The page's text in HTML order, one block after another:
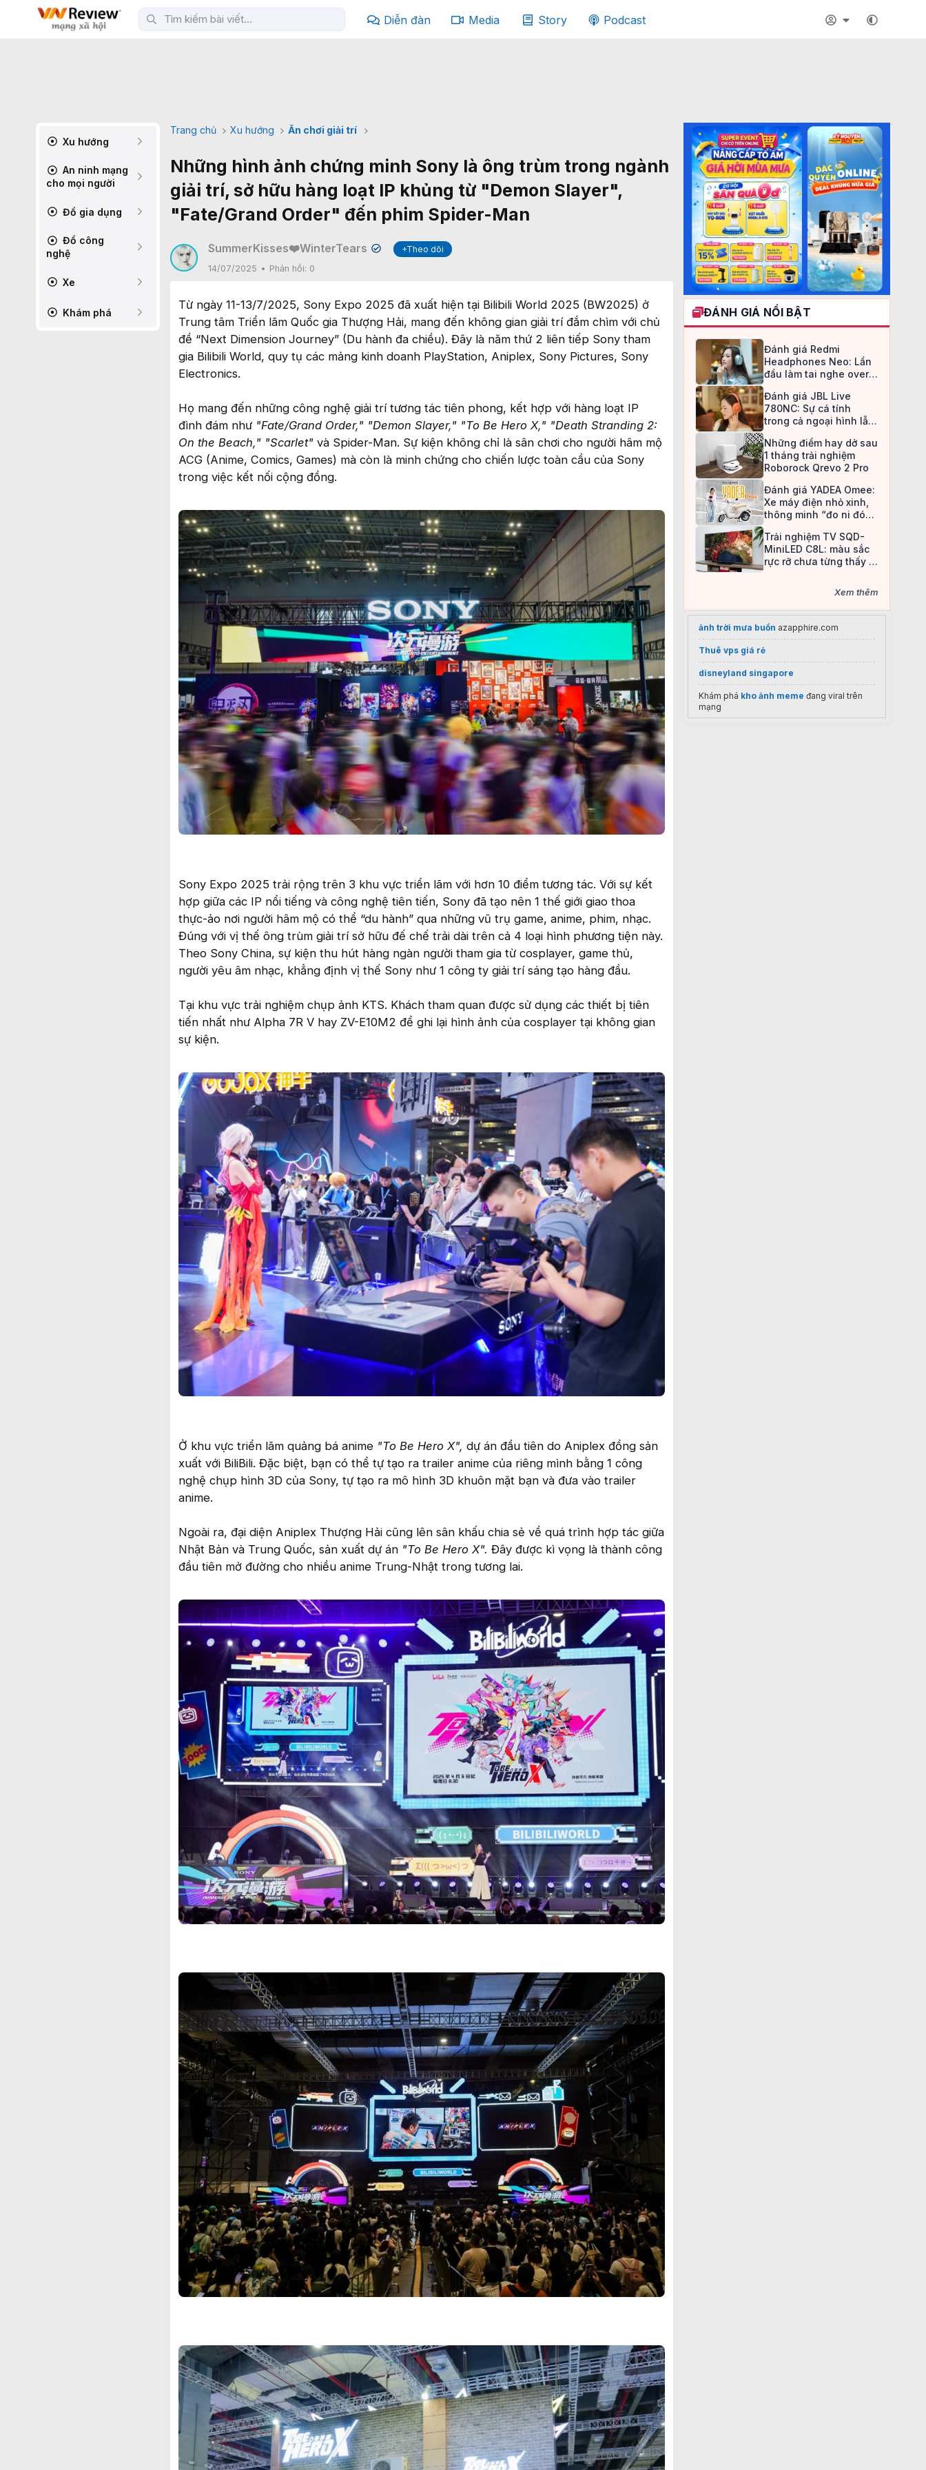
Diễn đàn Media Story Podcast
Xu hướng
An ninh mạng
cho mọi người
Đồ gia dụng
Đồ công
nghệ
Xe
Khám phá
Trang chủ Xu hướng Ăn chơi giải trí
Những hình ảnh chứng minh Sony là ông trùm trong ngành
giải trí, sở hữu hàng loạt IP khủng từ "Demon Slayer",
"Fate/Grand Order" đến phim Spider-Man
SummerKisses❤️WinterTears ✔
+Theo dõi
14/07/2025
Phản hồi: 0
Từ ngày 11-13/7/2025, Sony Expo 2025 đã xuất hiện tại Bilibili World 2025 (BW2025) ở
Trung tâm Triển lãm Quốc gia Thượng Hải, mang đến không gian giải trí đắm chìm với chủ
đề “Next Dimension Journey” (Du hành đa chiều). Đây là năm thứ 2 liên tiếp Sony tham
gia Bilibili World, quy tụ các mảng kinh doanh PlayStation, Aniplex, Sony Pictures, Sony
Electronics.
Họ mang đến những công nghệ giải trí tương tác tiên phong, kết hợp với hàng loạt IP
đình đám như "Fate/Grand Order," "Demon Slayer," "To Be Hero X," "Death Stranding 2:
On the Beach," "Scarlet" và Spider-Man. Sự kiện không chỉ là sân chơi cho người hâm mộ
ACG (Anime, Comics, Games) mà còn là minh chứng cho chiến lược toàn cầu của Sony
trong việc kết nối cộng đồng.
Sony Expo 2025 trải rộng trên 3 khu vực triển lãm với hơn 10 điểm tương tác. Với sự kết
hợp giữa các IP nổi tiếng và công nghệ tiên tiến, Sony đã tạo nên 1 thế giới giao thoa
thực-ảo nơi người hâm mộ có thể “du hành” qua những vũ trụ game, anime, phim, nhạc.
Đúng với vị thế ông trùm giải trí sở hữu đế chế trải dài trên cả 4 loại hình phương tiện này.
Theo Sony China, sự kiện thu hút hàng ngàn người tham gia từ cosplayer, game thủ,
người yêu âm nhạc, khẳng định vị thế Sony như 1 công ty giải trí sáng tạo hàng đầu.
Tại khu vực trải nghiệm chụp ảnh KTS. Khách tham quan được sử dụng các thiết bị tiên
tiến nhất như Alpha 7R V hay ZV-E10M2 để ghi lại hình ảnh của cosplayer tại không gian
sự kiện.
Ở khu vực triển lãm quảng bá anime "To Be Hero X", dự án đầu tiên do Aniplex đồng sản
xuất với BiliBili. Đặc biệt, bạn có thể tự tạo ra trailer anime của riêng mình bằng 1 công
nghệ chụp hình 3D của Sony, tự tạo ra mô hình 3D khuôn mặt bạn và đưa vào trailer
anime.
Ngoài ra, đại diện Aniplex Thượng Hải cũng lên sân khấu chia sẻ về quá trình hợp tác giữa
Nhật Bản và Trung Quốc, sản xuất dự án "To Be Hero X". Đây được kì vọng là thành công
đầu tiên mở đường cho nhiều anime Trung-Nhật trong tương lai.
ĐÁNH GIÁ NỔI BẬT
Đánh giá Redmi
Headphones Neo: Lần
đầu làm tai nghe over-
an toàn
Đánh giá JBL Live
780NC: Sự cá tính
trong cả ngoại hình lẫn
Những điểm hay dở sau
1 tháng trải nghiệm
Roborock Qrevo 2 Pro
Đánh giá YADEA Omee:
Xe máy điện nhỏ xinh,
thông minh “đo ni đóng
Trải nghiệm TV SQD-
MiniLED C8L: màu sắc
rực rỡ chưa từng thấy ở
Xem thêm
ảnh trời mưa buồn azapphire.com
Thuê vps giá rẻ
disneyland singapore
Khám phá kho ảnh meme đang viral trên
mạng